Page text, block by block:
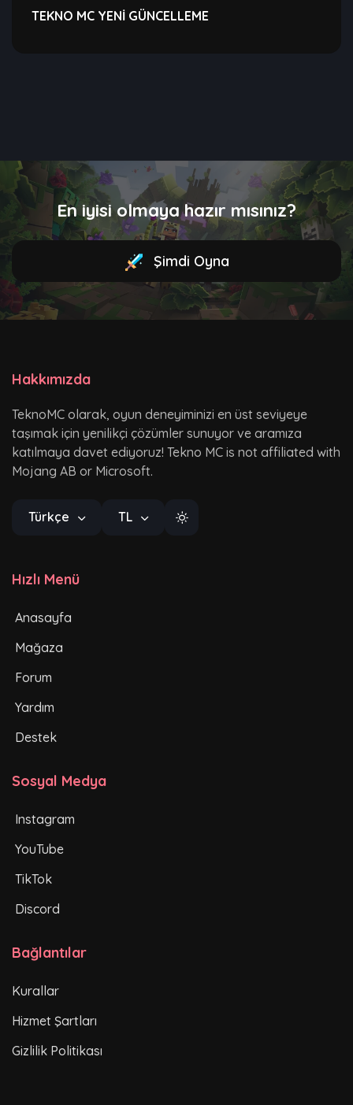
TEKNO MC YENİ GÜNCELLEME
En iyisi olmaya hazır mısınız?
Şimdi Oyna
Hakkımızda
TeknoMC olarak, oyun deneyiminizi en üst seviyeye
taşımak için yenilikçi çözümler sunuyor ve aramıza
katılmaya davet ediyoruz! Tekno MC is not affiliated with
Mojang AB or Microsoft.
Türkçe TL
Hızlı Menü
Anasayfa
Mağaza
Forum
Yardım
Destek
Sosyal Medya
Instagram
YouTube
TikTok
Discord
Bağlantılar
Kurallar
Hizmet Şartları
Gizlilik Politikası